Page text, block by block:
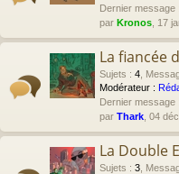
Dernier message :
par Kronos , 17
La fiancée
Sujets : 4
Modérateur :
Dernier message :
par Thark , 04
La Double
Sujets : 3